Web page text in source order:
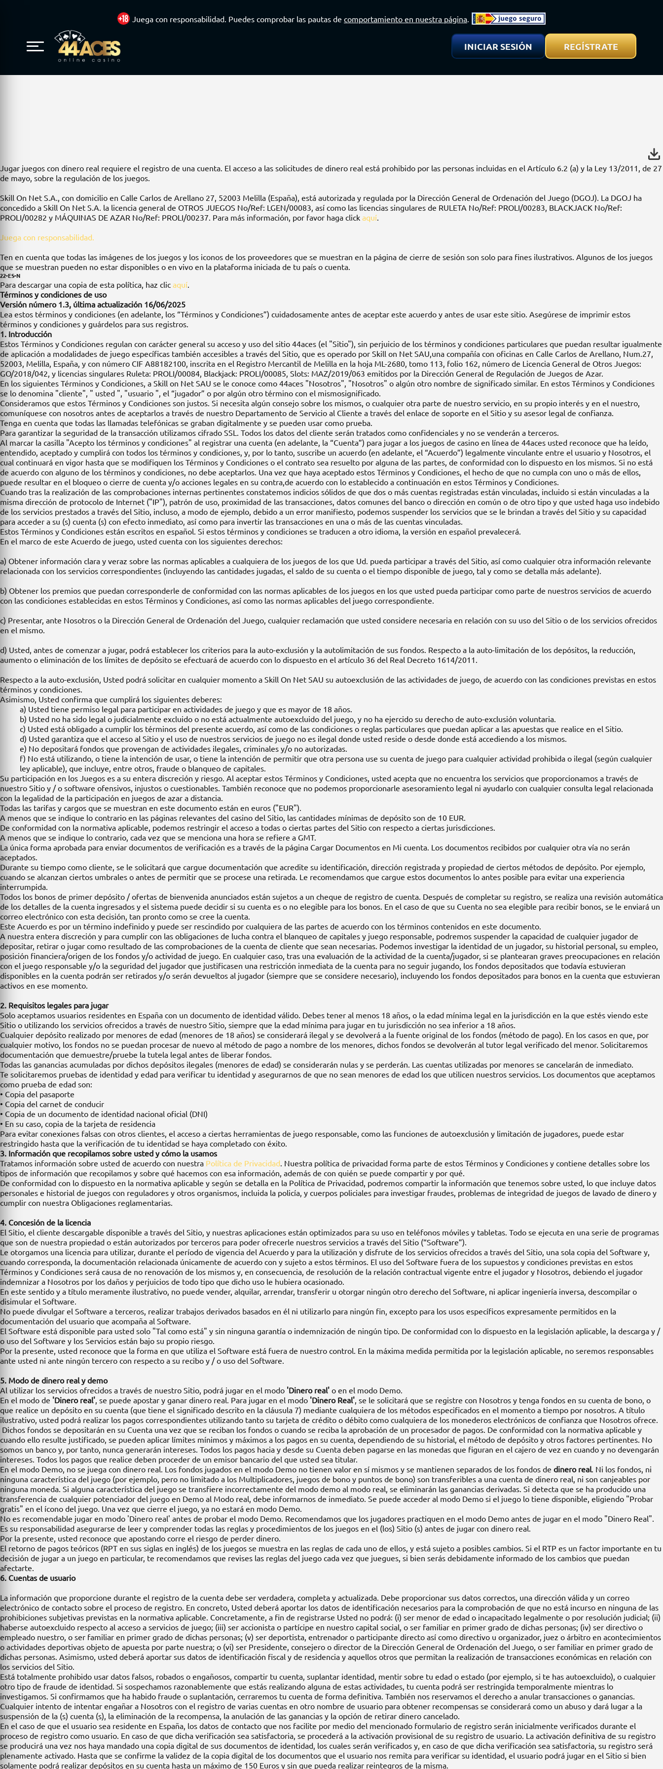
INICIAR SESIÓN REGÍSTRATE
Jugar juegos con dinero real requiere el registro de una cuenta. El acceso a las solicitudes de dinero real está prohibido por las personas incluidas en el Artículo 6.2 (a) y la Ley 13/2011, de 27
de mayo, sobre la regulación de los juegos.
Skill On Net S.A., con domicilio en Calle Carlos de Arellano 27, 52003 Melilla (España), está autorizada y regulada por la Dirección General de Ordenación del Juego (DGOJ). La DGOJ ha
concedido a Skill On Net S.A. la licencia general de OTROS JUEGOS No/Ref: LGEN/00083, así como las licencias singulares de RULETA No/Ref: PROLI/00283, BLACKJACK No/Ref:
PROLI/00282 y MÁQUINAS DE AZAR No/Ref: PROLI/00237. Para más información, por favor haga click aquí.
Juega con responsabilidad.
Ten en cuenta que todas las imágenes de los juegos y los iconos de los proveedores que se muestran en la página de cierre de sesión son solo para fines ilustrativos. Algunos de los juegos
que se muestran pueden no estar disponibles o en vivo en la plataforma iniciada de tu país o cuenta.
22-ES-N
Para descargar una copia de esta política, haz clic aquí.
Términos y condiciones de uso
Versión número 1.3, última actualización 16/06/2025
Lea estos términos y condiciones (en adelante, los “Términos y Condiciones”) cuidadosamente antes de aceptar este acuerdo y antes de usar este sitio. Asegúrese de imprimir estos
términos y condiciones y guárdelos para sus registros.
1. Introducción
Estos Términos y Condiciones regulan con carácter general su acceso y uso del sitio 44aces (el "Sitio"), sin perjuicio de los términos y condiciones particulares que puedan resultar igualmente
de aplicación a modalidades de juego específicas también accesibles a través del Sitio, que es operado por Skill on Net SAU,una compañía con oficinas en Calle Carlos de Arellano, Num.27,
52003, Melilla, España, y con número CIF A88182100, inscrita en el Registro Mercantil de Melilla en la hoja ML-2680, tomo 113, folio 162, número de Licencia General de Otros Juegos:
GO/2018/042, y licencias singulares Ruleta: PROLI/00084, Blackjack: PROLI/00085, Slots: MAZ/2019/063 emitidos por la Dirección General de Regulación de Juegos de Azar.
En los siguientes Términos y Condiciones, a Skill on Net SAU se le conoce como 44aces "Nosotros", "Nosotros" o algún otro nombre de significado similar. En estos Términos y Condiciones
se lo denomina "cliente", " usted ", "usuario ", el “jugador” o por algún otro término con el mismosignificado.
Consideramos que estos Términos y Condiciones son justos. Si necesita algún consejo sobre los mismos, o cualquier otra parte de nuestro servicio, en su propio interés y en el nuestro,
comuníquese con nosotros antes de aceptarlos a través de nuestro Departamento de Servicio al Cliente a través del enlace de soporte en el Sitio y su asesor legal de confianza.
Tenga en cuenta que todas las llamadas telefónicas se graban digitalmente y se pueden usar como prueba.
Para garantizar la seguridad de la transacción utilizamos cifrado SSL. Todos los datos del cliente serán tratados como confidenciales y no se venderán a terceros.
Al marcar la casilla "Acepto los términos y condiciones" al registrar una cuenta (en adelante, la “Cuenta”) para jugar a los juegos de casino en línea de 44aces usted reconoce que ha leído,
entendido, aceptado y cumplirá con todos los términos y condiciones, y, por lo tanto, suscribe un acuerdo (en adelante, el “Acuerdo”) legalmente vinculante entre el usuario y Nosotros, el
cual continuará en vigor hasta que se modifiquen los Términos y Condiciones o el contrato sea resuelto por alguna de las partes, de conformidad con lo dispuesto en los mismos. Si no está
de acuerdo con alguno de los términos y condiciones, no debe aceptarlos. Una vez que haya aceptado estos Términos y Condiciones, el hecho de que no cumpla con uno o más de ellos,
puede resultar en el bloqueo o cierre de cuenta y/o acciones legales en su contra,de acuerdo con lo establecido a continuación en estos Términos y Condiciones.
Cuando tras la realización de las comprobaciones internas pertinentes constatemos indicios sólidos de que dos o más cuentas registradas están vinculadas, incluido si están vinculadas a la
misma dirección de protocolo de Internet ("IP"), patrón de uso, proximidad de las transacciones, datos comunes del banco o dirección en común o de otro tipo y que usted haga uso indebido
de los servicios prestados a través del Sitio, incluso, a modo de ejemplo, debido a un error manifiesto, podemos suspender los servicios que se le brindan a través del Sitio y su capacidad
para acceder a su (s) cuenta (s) con efecto inmediato, así como para invertir las transacciones en una o más de las cuentas vinculadas.
Estos Términos y Condiciones están escritos en español. Si estos términos y condiciones se traducen a otro idioma, la versión en español prevalecerá.
En el marco de este Acuerdo de juego, usted cuenta con los siguientes derechos:
a) Obtener información clara y veraz sobre las normas aplicables a cualquiera de los juegos de los que Ud. pueda participar a través del Sitio, así como cualquier otra información relevante
relacionada con los servicios correspondientes (incluyendo las cantidades jugadas, el saldo de su cuenta o el tiempo disponible de juego, tal y como se detalla más adelante).
b) Obtener los premios que puedan corresponderle de conformidad con las normas aplicables de los juegos en los que usted pueda participar como parte de nuestros servicios de acuerdo
con las condiciones establecidas en estos Términos y Condiciones, así como las normas aplicables del juego correspondiente.
c) Presentar, ante Nosotros o la Dirección General de Ordenación del Juego, cualquier reclamación que usted considere necesaria en relación con su uso del Sitio o de los servicios ofrecidos
en el mismo.
d) Usted, antes de comenzar a jugar, podrá establecer los criterios para la auto-exclusión y la autolimitación de sus fondos. Respecto a la auto-limitación de los depósitos, la reducción,
aumento o eliminación de los límites de depósito se efectuará de acuerdo con lo dispuesto en el artículo 36 del Real Decreto 1614/2011.
Respecto a la auto-exclusión, Usted podrá solicitar en cualquier momento a Skill On Net SAU su autoexclusión de las actividades de juego, de acuerdo con las condiciones previstas en estos
términos y condiciones.
Asimismo, Usted confirma que cumplirá los siguientes deberes:
a) Usted tiene permiso legal para participar en actividades de juego y que es mayor de 18 años.
b) Usted no ha sido legal o judicialmente excluido o no está actualmente autoexcluido del juego, y no ha ejercido su derecho de auto-exclusión voluntaria.
c) Usted está obligado a cumplir los términos del presente acuerdo, así como de las condiciones o reglas particulares que puedan aplicar a las apuestas que realice en el Sitio.
d) Usted garantiza que el acceso al Sitio y el uso de nuestros servicios de juego no es ilegal donde usted reside o desde donde está accediendo a los mismos.
e) No depositará fondos que provengan de actividades ilegales, criminales y/o no autorizadas.
f) No está utilizando, o tiene la intención de usar, o tiene la intención de permitir que otra persona use su cuenta de juego para cualquier actividad prohibida o ilegal (según cualquier
ley aplicable), que incluye, entre otros, fraude o blanqueo de capitales.
Su participación en los Juegos es a su entera discreción y riesgo. Al aceptar estos Términos y Condiciones, usted acepta que no encuentra los servicios que proporcionamos a través de
nuestro Sitio y / o software ofensivos, injustos o cuestionables. También reconoce que no podemos proporcionarle asesoramiento legal ni ayudarlo con cualquier consulta legal relacionada
con la legalidad de la participación en juegos de azar a distancia.
Todas las tarifas y cargos que se muestran en este documento están en euros ("EUR").
A menos que se indique lo contrario en las páginas relevantes del casino del Sitio, las cantidades mínimas de depósito son de 10 EUR.
De conformidad con la normativa aplicable, podemos restringir el acceso a todas o ciertas partes del Sitio con respecto a ciertas jurisdicciones.
A menos que se indique lo contrario, cada vez que se menciona una hora se refiere a GMT.
La única forma aprobada para enviar documentos de verificación es a través de la página Cargar Documentos en Mi cuenta. Los documentos recibidos por cualquier otra vía no serán
aceptados.
Durante su tiempo como cliente, se le solicitará que cargue documentación que acredite su identificación, dirección registrada y propiedad de ciertos métodos de depósito. Por ejemplo,
cuando se alcanzan ciertos umbrales o antes de permitir que se procese una retirada. Le recomendamos que cargue estos documentos lo antes posible para evitar una experiencia
interrumpida.
Todos los bonos de primer depósito / ofertas de bienvenida anunciados están sujetos a un cheque de registro de cuenta. Después de completar su registro, se realiza una revisión automática
de los detalles de la cuenta ingresados y el sistema puede decidir si su cuenta es o no elegible para los bonos. En el caso de que su Cuenta no sea elegible para recibir bonos, se le enviará un
correo electrónico con esta decisión, tan pronto como se cree la cuenta.
Este Acuerdo es por un término indefinido y puede ser rescindido por cualquiera de las partes de acuerdo con los términos contenidos en este documento.
A nuestra entera discreción y para cumplir con las obligaciones de lucha contra el blanqueo de capitales y juego responsable, podremos suspender la capacidad de cualquier jugador de
depositar, retirar o jugar como resultado de las comprobaciones de la cuenta de cliente que sean necesarias. Podemos investigar la identidad de un jugador, su historial personal, su empleo,
posición financiera/origen de los fondos y/o actividad de juego. En cualquier caso, tras una evaluación de la actividad de la cuenta/jugador, si se plantearan graves preocupaciones en relación
con el juego responsable y/o la seguridad del jugador que justificasen una restricción inmediata de la cuenta para no seguir jugando, los fondos depositados que todavía estuvieran
disponibles en la cuenta podrán ser retirados y/o serán devueltos al jugador (siempre que se considere necesario), incluyendo los fondos depositados para bonos en la cuenta que estuvieran
activos en ese momento.
2. Requisitos legales para jugar
Solo aceptamos usuarios residentes en España con un documento de identidad válido. Debes tener al menos 18 años, o la edad mínima legal en la jurisdicción en la que estés viendo este
Sitio o utilizando los servicios ofrecidos a través de nuestro Sitio, siempre que la edad mínima para jugar en tu jurisdicción no sea inferior a 18 años.
Cualquier depósito realizado por menores de edad (menores de 18 años) se considerará ilegal y se devolverá a la fuente original de los fondos (método de pago). En los casos en que, por
cualquier motivo, los fondos no se puedan procesar de nuevo al método de pago a nombre de los menores, dichos fondos se devolverán al tutor legal verificado del menor. Solicitaremos
documentación que demuestre/pruebe la tutela legal antes de liberar fondos.
Todas las ganancias acumuladas por dichos depósitos ilegales (menores de edad) se considerarán nulas y se perderán. Las cuentas utilizadas por menores se cancelarán de inmediato.
Te solicitaremos pruebas de identidad y edad para verificar tu identidad y asegurarnos de que no sean menores de edad los que utilicen nuestros servicios. Los documentos que aceptamos
como prueba de edad son:
• Copia del pasaporte
• Copia del carnet de conducir
• Copia de un documento de identidad nacional oficial (DNI)
• En su caso, copia de la tarjeta de residencia
Para evitar conexiones falsas con otros clientes, el acceso a ciertas herramientas de juego responsable, como las funciones de autoexclusión y limitación de jugadores, puede estar
restringido hasta que la verificación de tu identidad se haya completado con éxito.
3. Información que recopilamos sobre usted y cómo la usamos
Tratamos información sobre usted de acuerdo con nuestra Política de Privacidad. Nuestra política de privacidad forma parte de estos Términos y Condiciones y contiene detalles sobre los
tipos de información que recopilamos y sobre qué hacemos con esa información, además de con quién se puede compartir y por qué.
De conformidad con lo dispuesto en la normativa aplicable y según se detalla en la Política de Privacidad, podremos compartir la información que tenemos sobre usted, lo que incluye datos
personales e historial de juegos con reguladores y otros organismos, incluida la policía, y cuerpos policiales para investigar fraudes, problemas de integridad de juegos de lavado de dinero y
cumplir con nuestra Obligaciones reglamentarias.
4. Concesión de la licencia
El Sitio, el cliente descargable disponible a través del Sitio, y nuestras aplicaciones están optimizados para su uso en teléfonos móviles y tabletas. Todo se ejecuta en una serie de programas
que son de nuestra propiedad o están autorizados por terceros para poder ofrecerle nuestros servicios a través del Sitio (“Software”).
Le otorgamos una licencia para utilizar, durante el período de vigencia del Acuerdo y para la utilización y disfrute de los servicios ofrecidos a través del Sitio, una sola copia del Software y,
cuando corresponda, la documentación relacionada únicamente de acuerdo con y sujeto a estos términos. El uso del Software fuera de los supuestos y condiciones previstas en estos
Términos y Condiciones será causa de no renovación de los mismos y, en consecuencia, de resolución de la relación contractual vigente entre el jugador y Nosotros, debiendo el jugador
indemnizar a Nosotros por los daños y perjuicios de todo tipo que dicho uso le hubiera ocasionado.
En este sentido y a título meramente ilustrativo, no puede vender, alquilar, arrendar, transferir u otorgar ningún otro derecho del Software, ni aplicar ingeniería inversa, descompilar o
disimular el Software.
No puede divulgar el Software a terceros, realizar trabajos derivados basados en él ni utilizarlo para ningún fin, excepto para los usos específicos expresamente permitidos en la
documentación del usuario que acompaña al Software.
El Software está disponible para usted solo "Tal como está" y sin ninguna garantía o indemnización de ningún tipo. De conformidad con lo dispuesto en la legislación aplicable, la descarga y /
o uso del Software y los Servicios están bajo su propio riesgo.
Por la presente, usted reconoce que la forma en que utiliza el Software está fuera de nuestro control. En la máxima medida permitida por la legislación aplicable, no seremos responsables
ante usted ni ante ningún tercero con respecto a su recibo y / o uso del Software.
5. Modo de dinero real y demo
Al utilizar los servicios ofrecidos a través de nuestro Sitio, podrá jugar en el modo 'Dinero real' o en el modo Demo.
En el modo de 'Dinero real', se puede apostar y ganar dinero real. Para jugar en el modo 'Dinero Real', se le solicitará que se registre con Nosotros y tenga fondos en su cuenta de bono, o
que realice un depósito en su cuenta (que tiene el significado descrito en la cláusula 7) mediante cualquiera de los métodos especificados en el momento a tiempo por nosotros. A título
ilustrativo, usted podrá realizar los pagos correspondientes utilizando tanto su tarjeta de crédito o débito como cualquiera de los monederos electrónicos de confianza que Nosotros ofrece.
Dichos fondos se depositarán en su Cuenta una vez que se reciban los fondos o cuando se reciba la aprobación de un procesador de pagos. De conformidad con la normativa aplicable y
cuando ello resulte justificado, se pueden aplicar límites mínimos y máximos a los pagos en su cuenta, dependiendo de su historial, el método de depósito y otros factores pertinentes. No
somos un banco y, por tanto, nunca generarán intereses. Todos los pagos hacia y desde su Cuenta deben pagarse en las monedas que figuran en el cajero de vez en cuando y no devengarán
intereses. Todos los pagos que realice deben proceder de un emisor bancario del que usted sea titular.
En el modo Demo, no se juega con dinero real. Los fondos jugados en el modo Demo no tienen valor en sí mismos y se mantienen separados de los fondos de dinero real. Ni los fondos, ni
ninguna característica del juego (por ejemplo, pero no limitado a los Multiplicadores, juegos de bono y puntos de bono) son transferibles a una cuenta de dinero real, ni son canjeables por
ninguna moneda. Si alguna característica del juego se transfiere incorrectamente del modo demo al modo real, se eliminarán las ganancias derivadas. Si detecta que se ha producido una
transferencia de cualquier potenciador del juego en Demo al Modo real, debe informarnos de inmediato. Se puede acceder al modo Demo si el juego lo tiene disponible, eligiendo "Probar
gratis" en el ícono del juego. Una vez que cierre el juego, ya no estará en modo Demo.
No es recomendable jugar en modo 'Dinero real' antes de probar el modo Demo. Recomendamos que los jugadores practiquen en el modo Demo antes de jugar en el modo "Dinero Real".
Es su responsabilidad asegurarse de leer y comprender todas las reglas y procedimientos de los juegos en el (los) Sitio (s) antes de jugar con dinero real.
Por la presente, usted reconoce que apostando corre el riesgo de perder dinero.
El retorno de pagos teóricos (RPT en sus siglas en inglés) de los juegos se muestra en las reglas de cada uno de ellos, y está sujeto a posibles cambios. Si el RTP es un factor importante en tu
decisión de jugar a un juego en particular, te recomendamos que revises las reglas del juego cada vez que juegues, si bien serás debidamente informado de los cambios que puedan
afectarte.
6. Cuentas de usuario
La información que proporcione durante el registro de la cuenta debe ser verdadera, completa y actualizada. Debe proporcionar sus datos correctos, una dirección válida y un correo
electrónico de contacto sobre el proceso de registro. En concreto, Usted deberá aportar los datos de identificación necesarios para la comprobación de que no está incurso en ninguna de las
prohibiciones subjetivas previstas en la normativa aplicable. Concretamente, a fin de registrarse Usted no podrá: (i) ser menor de edad o incapacitado legalmente o por resolución judicial; (ii)
haberse autoexcluido respecto al acceso a servicios de juego; (iii) ser accionista o partícipe en nuestro capital social, o ser familiar en primer grado de dichas personas; (iv) ser directivo o
empleado nuestro, o ser familiar en primer grado de dichas personas; (v) ser deportista, entrenador o participante directo así como directivo u organizador, juez o árbitro en acontecimientos
o actividades deportivas objeto de apuesta por parte nuestra; o (vi) ser Presidente, consejero o director de la Dirección General de Ordenación del Juego, o ser familiar en primer grado de
dichas personas. Asimismo, usted deberá aportar sus datos de identificación fiscal y de residencia y aquellos otros que permitan la realización de transacciones económicas en relación con
los servicios del Sitio.
Está totalmente prohibido usar datos falsos, robados o engañosos, compartir tu cuenta, suplantar identidad, mentir sobre tu edad o estado (por ejemplo, si te has autoexcluido), o cualquier
otro tipo de fraude de identidad. Si sospechamos razonablemente que estás realizando alguna de estas actividades, tu cuenta podrá ser restringida temporalmente mientras lo
investigamos. Si confirmamos que ha habido fraude o suplantación, cerraremos tu cuenta de forma definitiva. También nos reservamos el derecho a anular transacciones o ganancias.
Cualquier intento de intentar engañar a Nosotros con el registro de varias cuentas en otro nombre de usuario para obtener recompensas se considerará como un abuso y dará lugar a la
suspensión de la (s) cuenta (s), la eliminación de la recompensa, la anulación de las ganancias y la opción de retirar dinero cancelado.
En el caso de que el usuario sea residente en España, los datos de contacto que nos facilite por medio del mencionado formulario de registro serán inicialmente verificados durante el
proceso de registro como usuario. En caso de que dicha verificación sea satisfactoria, se procederá a la activación provisional de su registro de usuario. La activación definitiva de su registro
se producirá una vez nos haya mandado una copia digital de sus documentos de identidad, los cuales serán verificados y, en caso de que dicha verificación sea satisfactoria, su registro será
plenamente activado. Hasta que se confirme la validez de la copia digital de los documentos que el usuario nos remita para verificar su identidad, el usuario podrá jugar en el Sitio si bien
solamente podrá realizar depósitos en su cuenta hasta un máximo de 150 Euros y sin que pueda realizar reintegros de la misma.